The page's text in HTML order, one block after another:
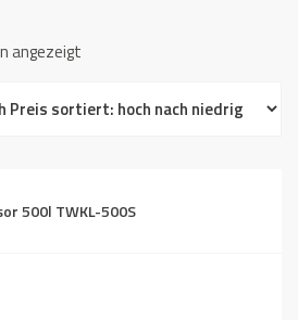
angezeigt
sortiert:
500l TWKL-500S